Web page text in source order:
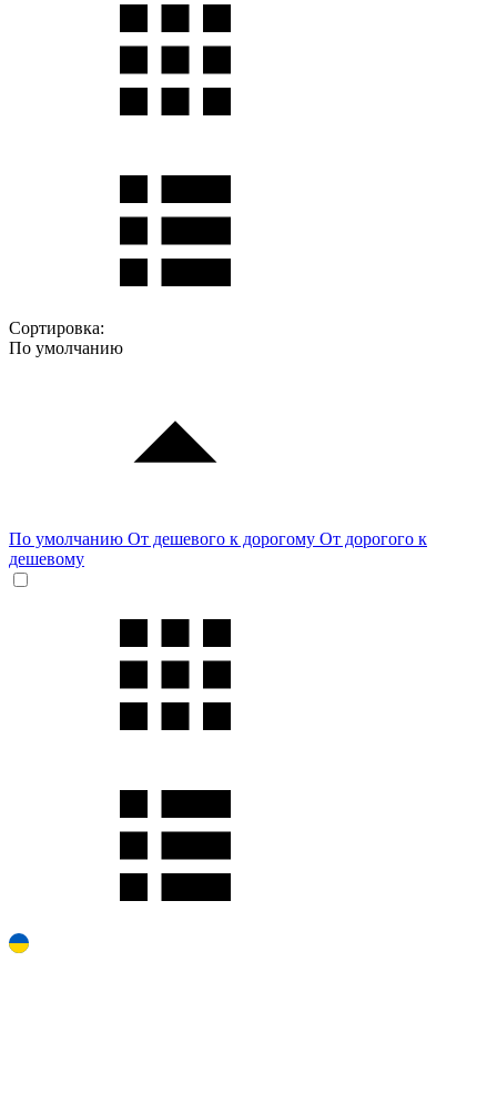
Сортировка:
По умолчанию
По умолчанию От дешевого к дорогому От дорогого к
дешевому